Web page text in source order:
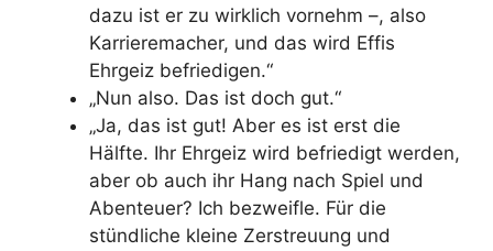
dazu ist er zu wirklich vornehm –, also
Karrieremacher, und das wird Effis
Ehrgeiz befriedigen.“
„Nun also. Das ist doch gut.“
„Ja, das ist gut! Aber es ist erst die
Hälfte. Ihr Ehrgeiz wird befriedigt werden,
aber ob auch ihr Hang nach Spiel und
Abenteuer? Ich bezweifle. Für die
stündliche kleine Zerstreuung und